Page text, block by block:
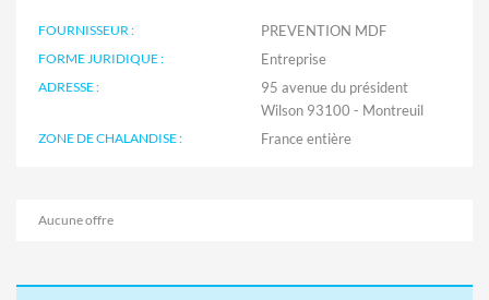
FOURNISSEUR : PREVENTION MDF
FORME JURIDIQUE : Entreprise
ADRESSE :
95 avenue du président
Wilson 93100 - Montreuil
ZONE DE CHALANDISE :
Aucune offre